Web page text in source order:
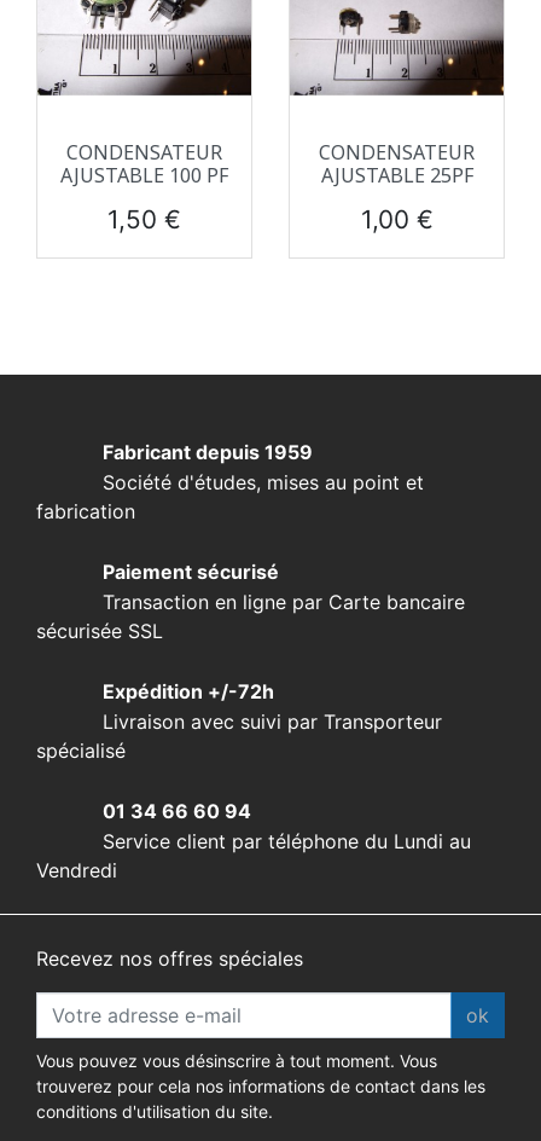
CONDENSATEUR
AJUSTABLE 100 PF
Prix
1,50 €
CONDENSATEUR
AJUSTABLE 25PF
Prix
1,00 €
Fabricant depuis 1959
Société d'études, mises au point et
fabrication
Paiement sécurisé
Transaction en ligne par Carte bancaire
sécurisée SSL
Expédition +/-72h
Livraison avec suivi par Transporteur
spécialisé
01 34 66 60 94
Service client par téléphone du Lundi au
Vendredi
Recevez nos offres spéciales
ok
Vous pouvez vous désinscrire à tout moment. Vous
trouverez pour cela nos informations de contact dans les
conditions d'utilisation du site.